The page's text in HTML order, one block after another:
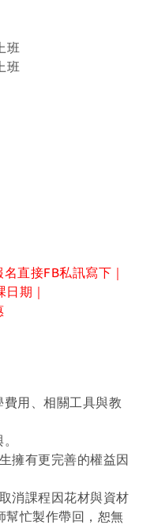
班
班
直接FB私訊寫下｜
期｜
用、相關工具與教
擁有更完善的權益因
消課程因花材與資材
幫忙製作帶回，恕無